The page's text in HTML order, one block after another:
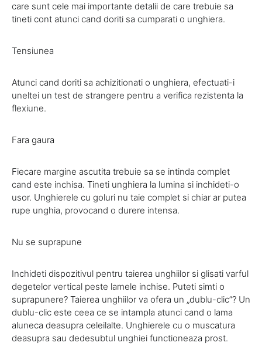
care sunt cele mai importante detalii de care trebuie sa
tineti cont atunci cand doriti sa cumparati o unghiera.
Tensiunea
Atunci cand doriti sa achizitionati o unghiera, efectuati-i
uneltei un test de strangere pentru a verifica rezistenta la
flexiune.
Fara gaura
Fiecare margine ascutita trebuie sa se intinda complet
cand este inchisa. Tineti unghiera la lumina si inchideti-o
usor. Unghierele cu goluri nu taie complet si chiar ar putea
rupe unghia, provocand o durere intensa.
Nu se suprapune
Inchideti dispozitivul pentru taierea unghiilor si glisati varful
degetelor vertical peste lamele inchise. Puteti simti o
suprapunere? Taierea unghiilor va ofera un „dublu-clic”? Un
dublu-clic este ceea ce se intampla atunci cand o lama
aluneca deasupra celeilalte. Unghierele cu o muscatura
deasupra sau dedesubtul unghiei functioneaza prost.